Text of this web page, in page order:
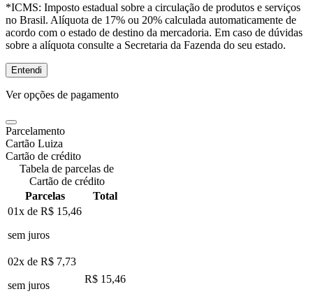
*ICMS: Imposto estadual sobre a circulação de produtos e serviços
no Brasil. Alíquota de 17% ou 20% calculada automaticamente de
acordo com o estado de destino da mercadoria. Em caso de dúvidas
sobre a alíquota consulte a Secretaria da Fazenda do seu estado.
Entendi
Ver opções de pagamento
Parcelamento
Cartão Luiza
Cartão de crédito
Tabela de parcelas de
Cartão de crédito
Parcelas
Total
01x de R$ 15,46
sem juros
02x de R$ 7,73
sem juros
R$ 15,46